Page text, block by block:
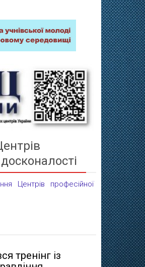
Центрів професійної
тренінг із